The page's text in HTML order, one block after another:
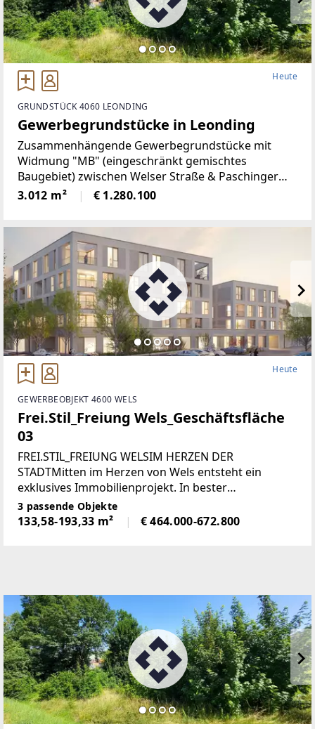
Heute
GRUNDSTÜCK 4060 LEONDING
Gewerbegrundstücke in Leonding
Zusammenhängende Gewerbegrundstücke mit
Widmung "MB" (eingeschränkt gemischtes
Baugebiet) zwischen Welser Straße & Paschinger
Straße nahe der Gemeindegrenze zu Linz.Die drei
Grundstück können einzeln oder gesamt erworben
3.012 m² € 1.280.100
Heute
GEWERBEOBJEKT 4600 WELS
Frei.Stil_Freiung Wels_Geschäftsfläche
03
FREI.STIL_FREIUNG WELSIM HERZEN DER
STADTMitten im Herzen von Wels entsteht ein
exklusives Immobilienprojekt. In bester
Innenstadtlage, direkt an der Freiung, vereinen sich
urbaner Komfort, hochwertige Architektur und
3 passende Objekte
133,58-193,33 m² € 464.000-672.800